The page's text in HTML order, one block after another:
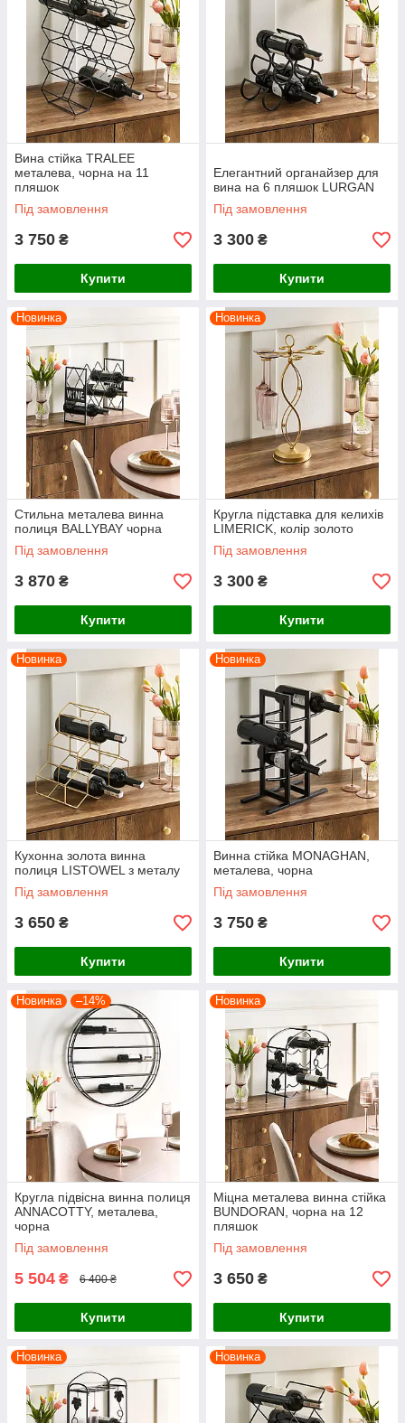
Вина стійка TRALEE
металева, чорна на 11
пляшок
Під замовлення
3 750 ₴
Купити
Елегантний органайзер для
вина на 6 пляшок LURGAN
Під замовлення
3 300 ₴
Купити
Новинка
Стильна металева винна
полиця BALLYBAY чорна
Під замовлення
3 870 ₴
Купити
Новинка
Кругла підставка для келихів
LIMERICK, колір золото
Під замовлення
3 300 ₴
Купити
Новинка
Кухонна золота винна
полиця LISTOWEL з металу
Під замовлення
3 650 ₴
Купити
Новинка
Винна стійка MONAGHAN,
металева, чорна
Під замовлення
3 750 ₴
Купити
Новинка –14%
Кругла підвісна винна полиця
ANNACOTTY, металева,
чорна
Під замовлення
5 504 ₴ 6 400 ₴
Купити
Новинка
Міцна металева винна стійка
BUNDORAN, чорна на 12
пляшок
Під замовлення
3 650 ₴
Купити
Новинка Новинка